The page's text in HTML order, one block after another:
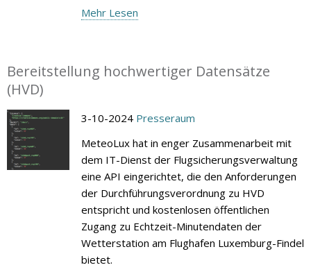
Mehr Lesen
Bereitstellung hochwertiger Datensätze
(HVD)
3-10-2024 Presseraum
MeteoLux hat in enger Zusammenarbeit mit
dem IT-Dienst der Flugsicherungsverwaltung
eine API eingerichtet, die den Anforderungen
der Durchführungsverordnung zu HVD
entspricht und kostenlosen öffentlichen
Zugang zu Echtzeit-Minutendaten der
Wetterstation am Flughafen Luxemburg-Findel
bietet.